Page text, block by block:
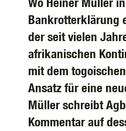
Bankrotterklärung
der seit vielen
afrikanischen
mit dem
Ansatz für eine
Müller schreibt
Kommentar auf